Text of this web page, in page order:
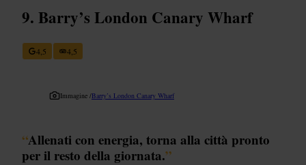
Barry’s London Canary Wharf
4,5 4,5
Immagine /Barry’s London Canary Wharf
“Allenati con energia, torna alla città pronto
per il resto della giornata.”